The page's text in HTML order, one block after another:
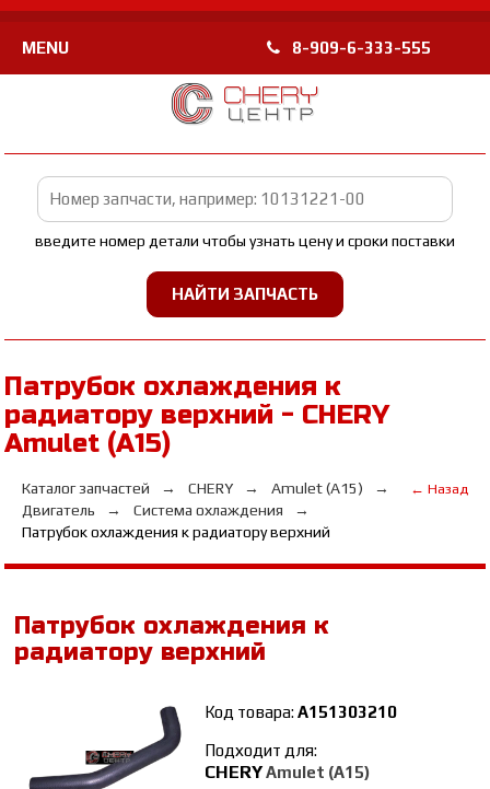
MENU 8-909-6-333-555
введите номер детали чтобы узнать цену и сроки поставки
Патрубок охлаждения к
радиатору верхний - CHERY
Amulet (A15)
Каталог запчастей CHERY
Amulet (A15)
Двигатель
Система охлаждения
Патрубок охлаждения к радиатору верхний
← Назад
Патрубок охлаждения к
радиатору верхний
Код товара:A151303210
Подходит для:
CHERYAmulet (A15)